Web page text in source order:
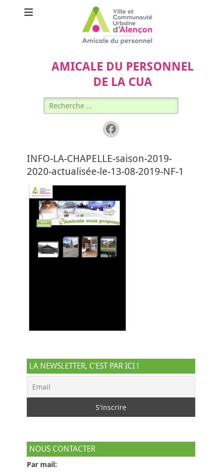
AMICALE DU PERSONNEL
DE LA CUA
Rechercher :
Facebook
INFO-LA-CHAPELLE-saison-2019-
2020-actualisée-le-13-08-2019-NF-1
LA NEWSLETTER, C’EST PAR ICI !
NOUS CONTACTER
Par mail: